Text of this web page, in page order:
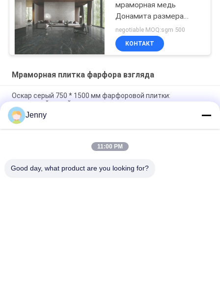
мраморная медь
Донамита размера
24кс48 плитки фарфора
взгляда
negotiable MOQ:sgm 500
КОНТАКТ
Мраморная плитка фарфора взгляда
Оскар серый 750 * 1500 мм фарфоровой плитки:
роскошный серый взгляд на полы и стены
Облачный серый фарфоровый плитка: 750 * 1500 мм,
толщина 9,5 мм, мраморный вид
Чистая серая фарфоровая плитка: толщина 9,5 мм, чистый
Jenny
11:00 PM
Good day, what product are you looking for?